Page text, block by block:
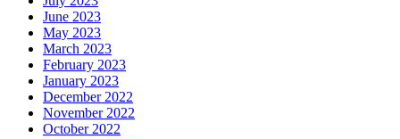
June 2023
May 2023
March 2023
February 2023
January 2023
December 2022
November 2022
October 2022